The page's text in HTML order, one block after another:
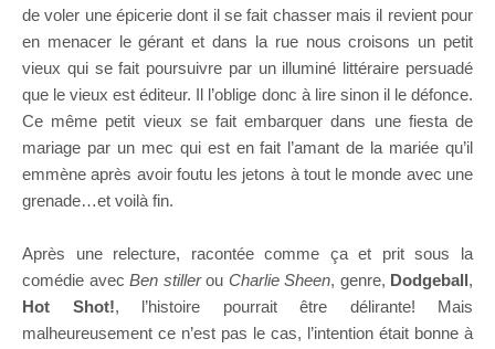
de voler une épicerie dont il se fait chasser mais il revient pour
en menacer le gérant et dans la rue nous croisons un petit
vieux qui se fait poursuivre par un illuminé littéraire persuadé
que le vieux est éditeur. Il l’oblige donc à lire sinon il le défonce.
Ce même petit vieux se fait embarquer dans une fiesta de
mariage par un mec qui est en fait l’amant de la mariée qu’il
emmène après avoir foutu les jetons à tout le monde avec une
grenade…et voilà fin.
Après une relecture, racontée comme ça et prit sous la
comédie avec Ben stillerou Charlie Sheen, genre, Dodgeball,
Hot Shot!, l’histoire pourrait être délirante! Mais
malheureusement ce n’est pas le cas, l’intention était bonne à